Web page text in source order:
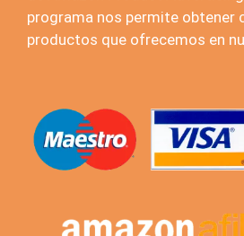
programa nos permite obtener
productos que ofrecemos en